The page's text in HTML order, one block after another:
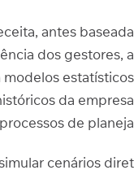
antes
dos gestores,
da
de
cenários